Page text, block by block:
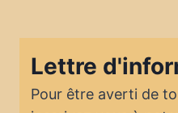
Lettre
Pour être averti de